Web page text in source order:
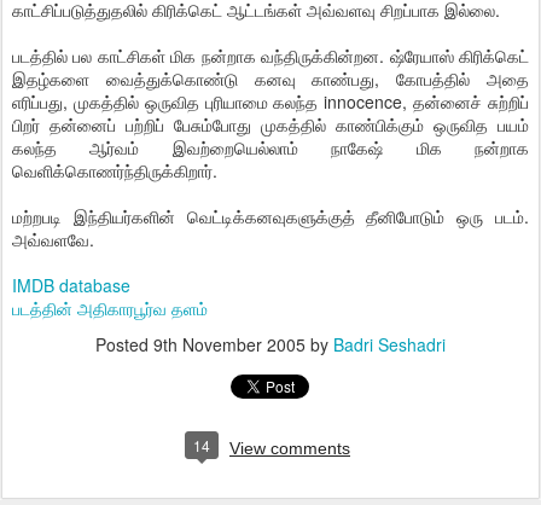
காட்சிப்படுத்துதலில் கிரிக்கெட் ஆட்டங்கள் அவ்வளவு சிறப்பாக இல்லை.
படத்தில் பல காட்சிகள் மிக நன்றாக வந்திருக்கின்றன. ஷ்ரேயாஸ் கிரிக்கெட்
இதழ்களை வைத்துக்கொண்டு கனவு காண்பது, கோபத்தில் அதை
எரிப்பது, முகத்தில் ஒருவித புரியாமை கலந்த innocence, தன்னைச் சுற்றிப்
பிறர் தன்னைப் பற்றிப் பேசும்போது முகத்தில் காண்பிக்கும் ஒருவித பயம்
கலந்த ஆர்வம் இவற்றையெல்லாம் நாகேஷ் மிக நன்றாக
வெளிக்கொணர்ந்திருக்கிறார்.
மற்றபடி இந்தியர்களின் வெட்டிக்கனவுகளுக்குத் தீனிபோடும் ஒரு படம்.
அவ்வளவே.
IMDB database
படத்தின் அதிகாரபூர்வ தளம்
Posted 9th November 2005 by Badri Seshadri
14 View comments